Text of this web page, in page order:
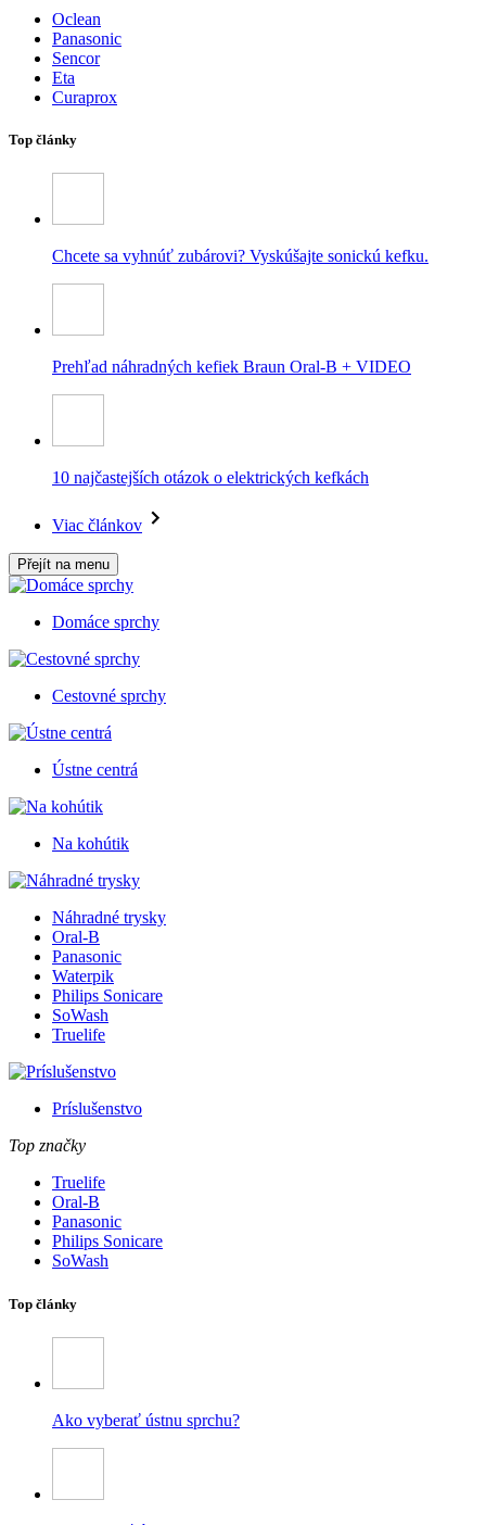
Oclean
Panasonic
Sencor
Eta
Curaprox
Top články
Chcete sa vyhnúť zubárovi? Vyskúšajte sonickú kefku.
Prehľad náhradných kefiek Braun Oral-B + VIDEO
10 najčastejších otázok o elektrických kefkách
Viac článkov
Přejít na menu
Domáce sprchy
Cestovné sprchy
Ústne centrá
Na kohútik
Náhradné trysky
Oral-B
Panasonic
Waterpik
Philips Sonicare
SoWash
Truelife
Príslušenstvo
Top značky
Truelife
Oral-B
Panasonic
Philips Sonicare
SoWash
Top články
Ako vyberať ústnu sprchu?